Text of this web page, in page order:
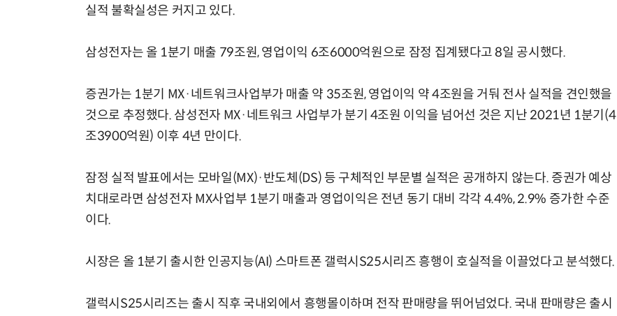
실적 불확실성은 커지고 있다.
삼성전자는 올 1분기 매출 79조원, 영업이익 6조6000억원으로 잠정 집계됐다고 8일 공시했다.
증권가는 1분기 MX·네트워크사업부가 매출 약 35조원, 영업이익 약 4조원을 거둬 전사 실적을 견인했을
것으로 추정했다. 삼성전자 MX·네트워크 사업부가 분기 4조원 이익을 넘어선 것은 지난 2021년 1분기(4
조3900억원) 이후 4년 만이다.
잠정 실적 발표에서는 모바일(MX)·반도체(DS) 등 구체적인 부문별 실적은 공개하지 않는다. 증권가 예상
치대로라면 삼성전자 MX사업부 1분기 매출과 영업이익은 전년 동기 대비 각각 4.4%, 2.9% 증가한 수준
이다.
시장은 올 1분기 출시한 인공지능(AI) 스마트폰 갤럭시S25시리즈 흥행이 호실적을 이끌었다고 분석했다.
갤럭시S25시리즈는 출시 직후 국내외에서 흥행몰이하며 전작 판매량을 뛰어넘었다. 국내 판매량은 출시